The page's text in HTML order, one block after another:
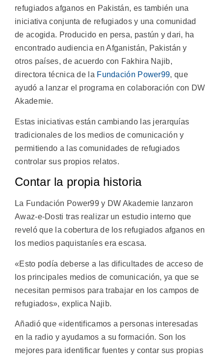
refugiados afganos en Pakistán, es también una
iniciativa conjunta de refugiados y una comunidad
de acogida. Producido en persa, pastún y dari, ha
encontrado audiencia en Afganistán, Pakistán y
otros países, de acuerdo con Fakhira Najib,
directora técnica de la Fundación Power99, que
ayudó a lanzar el programa en colaboración con DW
Akademie.
Estas iniciativas están cambiando las jerarquías
tradicionales de los medios de comunicación y
permitiendo a las comunidades de refugiados
controlar sus propios relatos.
Contar la propia historia
La Fundación Power99 y DW Akademie lanzaron
Awaz-e-Dosti tras realizar un estudio interno que
reveló que la cobertura de los refugiados afganos en
los medios paquistaníes era escasa.
«Esto podía deberse a las dificultades de acceso de
los principales medios de comunicación, ya que se
necesitan permisos para trabajar en los campos de
refugiados», explica Najib.
Añadió que «identificamos a personas interesadas
en la radio y ayudamos a su formación. Son los
mejores para identificar fuentes y contar sus propias